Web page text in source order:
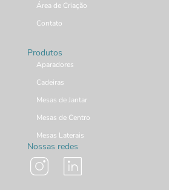
Área de Criação
Contato
Produtos
Aparadores
Cadeiras
Mesas de Jantar
Mesas de Centro
Mesas Laterais
Nossas redes